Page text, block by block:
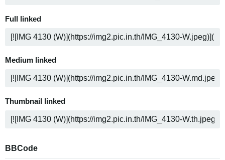
Full linked
Medium linked
Thumbnail linked
BBCode